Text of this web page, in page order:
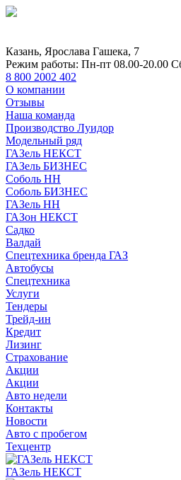
Казань, Ярослава Гашека, 7
Режим работы: Пн-пт 08.00-20.00
8 800 2002 402
О компании
Отзывы
Наша команда
Производство Луидор
Модельный ряд
ГАЗель НЕКСТ
ГАЗель БИЗНЕС
Соболь НН
Соболь БИЗНЕС
ГАЗель НН
ГАЗон НЕКСТ
Садко
Валдай
Спецтехника бренда ГАЗ
Автобусы
Спецтехника
Услуги
Тендеры
Трейд-ин
Кредит
Лизинг
Страхование
Акции
Акции
Авто недели
Контакты
Новости
Авто с пробегом
Техцентр
ГАЗель НЕКСТ